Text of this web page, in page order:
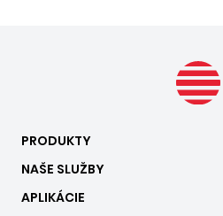
PRODUKTY
NAŠE SLUŽBY
APLIKÁCIE